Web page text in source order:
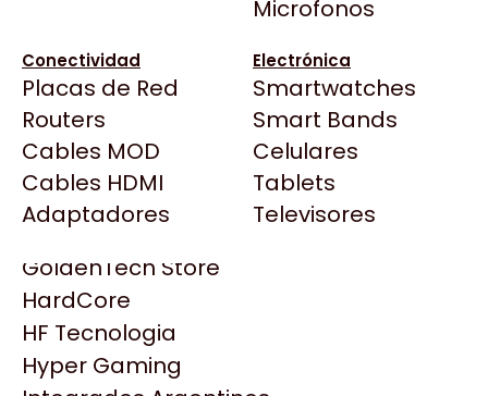
Microfonos
Conectividad
Placas de Red
Routers
Cables MOD
Cables HDMI
Adaptadores
Electrónica
Smartwatches
Smart Bands
Celulares
Tablets
Televisores
Deepcool
Dell
EVGA
Gamemax
Genesis
Genius
HP
HyperX
INNO3D
Intel
Click Gaming
Compufan Store
Dinobyte
Full H4rd
Gaming City
Gezatek
GoldenTech Store
HardCore
HF Tecnologia
Hyper Gaming